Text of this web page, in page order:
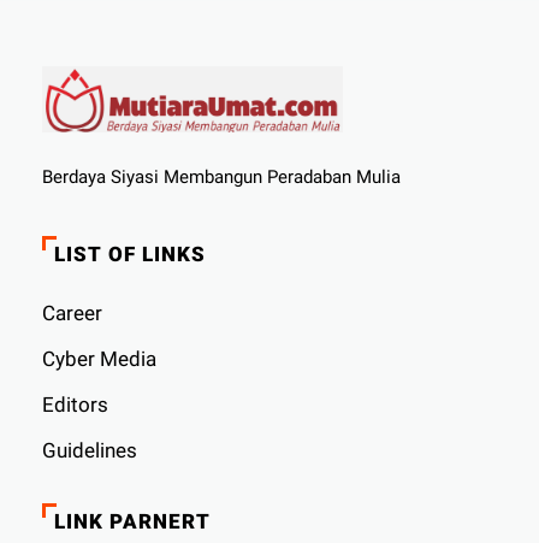
Berdaya Siyasi Membangun Peradaban Mulia
LIST OF LINKS
Career
Cyber ​​Media
Editors
Guidelines
LINK PARNERT